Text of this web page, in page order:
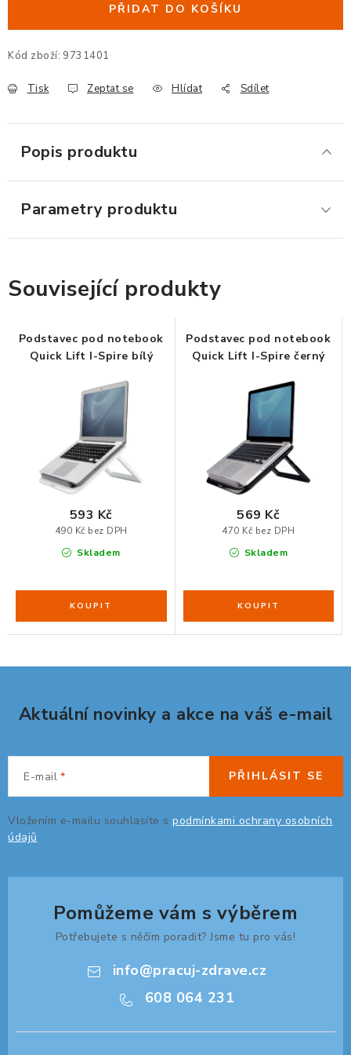
ERGONOMICKÉ PRODUKTY
BEDERNÍ A KRČNÍ OPĚRKY
PODLOŽKY POD NOHY
ERGONOMICKÉ KLÁVESNICE
VÝSUVY A DRŽÁKY NA KLÁVESNICI
DRŽÁKY A ZÁVĚSY PC
STOJANY POD NOTEBOOK
ORGANIZACE KABELŮ
STOJANY NA DOKUMENTY
LED STOLNÍ LAMPY
KANCELÁŘSKÉ POTŘEBY
ZÁSUVKOVÉ BOXY
NÁDOBY NA ODPAD
DESIGN A STYL V KANCELÁŘI
ZDRAVÁ KANCELÁŘ
VODNÍ FILTRY
O nákupu
PŘIDAT DO KOŠÍKU
Kód zboží: 9731401
Tisk Zeptat se Hlídat Sdílet
Popis produktu
Parametry produktu
Související produkty
Podstavec pod notebook
Quick Lift I-Spire bílý
Skladem
490 Kč bez DPH
593 Kč
Podstavec pod notebook
Quick Lift I-Spire černý
Skladem
470 Kč bez DPH
569 Kč
Aktuální novinky a akce na váš e-mail
E-mail
Vložením e-mailu souhlasíte s podmínkami ochrany osobních
údajů
PŘIHLÁSIT SE
Pomůžeme vám s výběrem
Potřebujete s něčím poradit? Jsme tu pro vás!
info@pracuj-zdrave.cz
608 064 231